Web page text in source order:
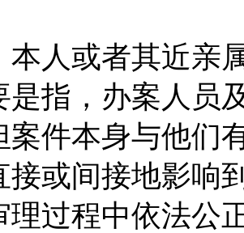
或者其近亲属
是指，办案人员
案件本身与他们
接或间接地影响
理过程中依法公